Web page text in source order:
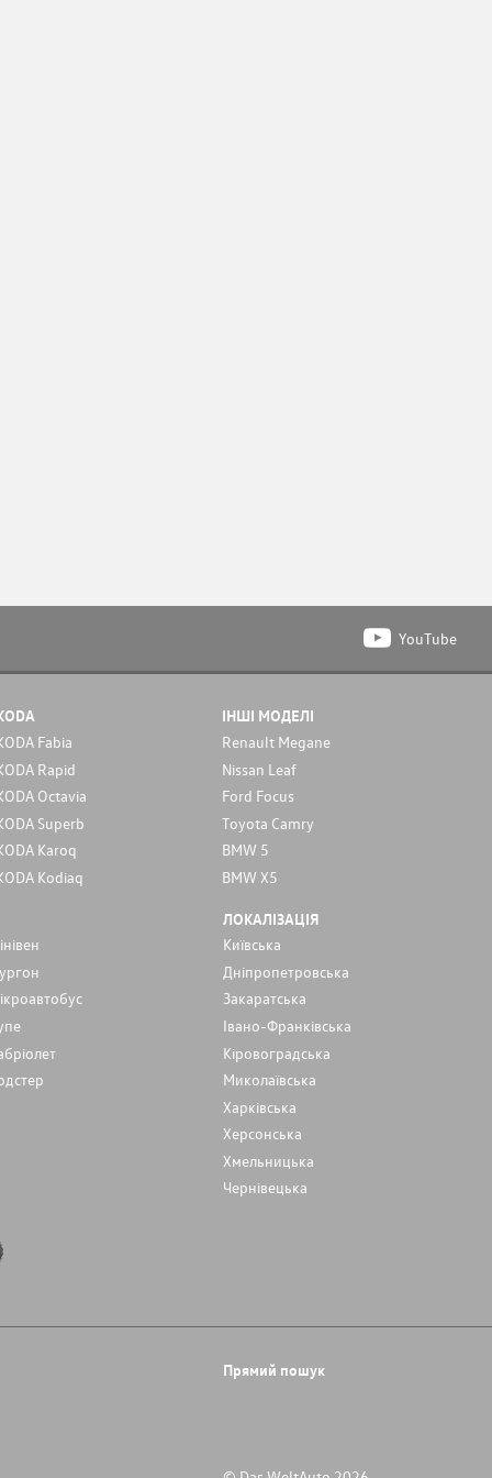
YouTube
Fabia
Rapid
Octavia
Superb
Karoq
Kodiaq
ІНШІ МОДЕЛІ
Renault Megane
Nissan Leaf
Ford Focus
Toyota Camry
BMW 5
BMW X5
ЛОКАЛІЗАЦІЯ
Київська
Дніпропетровська
Закаратська
Івано-Франківська
Кіровоградська
Миколаївська
Харківська
Херсонська
Хмельницька
Чернівецька
Прямий пошук